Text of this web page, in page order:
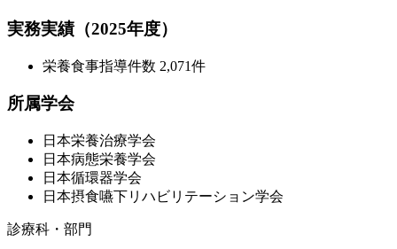
実務実績（2025年度）
栄養食事指導件数 2,071件
所属学会
日本栄養治療学会
日本病態栄養学会
日本循環器学会
日本摂食嚥下リハビリテーション学会
診療科・部門